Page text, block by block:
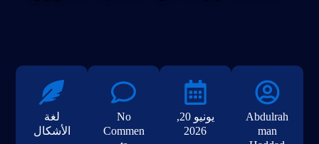
Abdulrah
man
يونيو 20,
2026
No
Commen
لغة
الأشكال